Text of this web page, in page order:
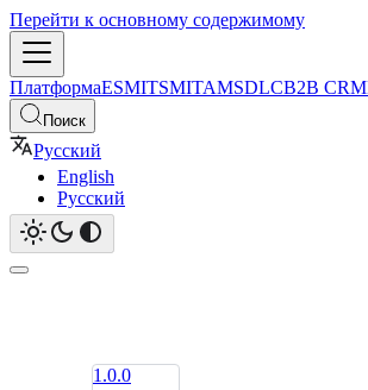
Перейти к основному содержимому
ПлатформаESMITSMITAMSDLCB2B CRM
Поиск
Русский
English
Русский
1.0.0